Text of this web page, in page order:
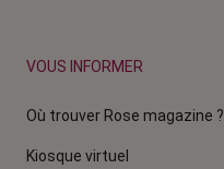
VOUS INFORMER
Où trouver Rose magazine ?
Kiosque virtuel